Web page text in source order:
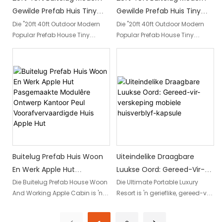
manier uit te voer.
Gewilde Prefab Huis Tiny
House Mobiele Werkhuis
Kantoor Pod Apple Cabin1
Die "20ft 40ft Outdoor Modern
Popular Prefab House Tiny
nuwerwetse en innoverende
mobiele leefruimte wat ontwerp
is vir werk en lewe op die pad.
Hierdie kompakte en moderne
voorafvervaardigde huis bied 'n
veelsydige en gerieflike
funksionele en stylvolle mobiele
kantoor of woning soek.
Gewilde Prefab Huis Tiny
House Mobiele Werkhuis
Kantoor Pod Apple Cabin
Die "20ft 40ft Outdoor Modern
Popular Prefab House Tiny
mobiele behuisingsoplossing,
ideaal vir diegene wat 'n
kompakte en moderne ruimte
soek om te werk of te woon. Sy
keuse vir diegene wat op soek is
na 'n gerieflike en stylvolle klein
huisie
Buitelug Prefab Huis Woon
En Werk Apple Hut
Pasgemaakte Modulêre
Ontwerp Kantoor Peul
Die Buitelug Prefab House Woon
And Working Apple Cabin is 'n
ontwerp kantoorpeul wat 'n
Uiteindelike Draagbare
Luukse Oord: Gereed-Vir-
Verskeping Mobiele
Huisverblyf-Kapsule
Die Ultimate Portable Luxury
Resort is 'n gerieflike, gereed-vir-